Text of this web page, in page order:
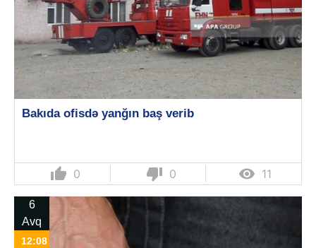
Bakıda ofisdə yanğın baş verib
thumb_up 0 thumb_down 0  11
6
Avq
12:08